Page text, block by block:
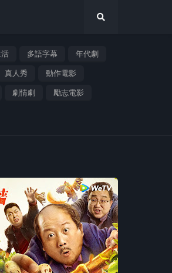
多語字幕 年代劇
真人秀 動作電影
劇情劇 勵志電影